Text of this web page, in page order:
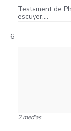
Testament de
escuyer,...
6
2 medias